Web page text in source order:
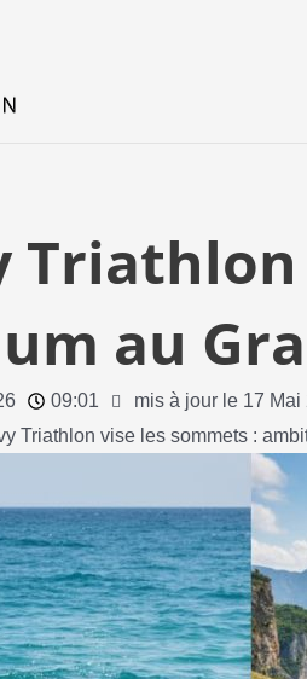
au
09:01
mis à jour le 17 Mai
Triathlon vise les sommets :